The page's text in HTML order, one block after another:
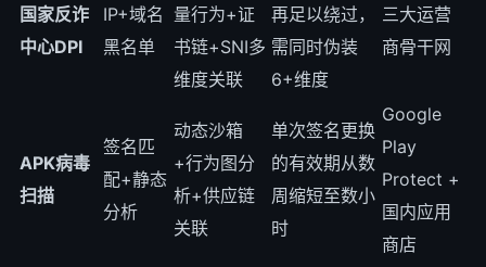
国家反诈
中心DPI
IP+域名
黑名单
量行为+证
书链+SNI多
维度关联
再足以绕过，
需同时伪装
6+维度
三大运营
商骨干网
APK病毒
扫描
签名匹
配+静态
分析
动态沙箱
+行为图分
析+供应链
关联
单次签名更换
的有效期从数
周缩短至数小
时
Google
Play
Protect +
国内应用
商店